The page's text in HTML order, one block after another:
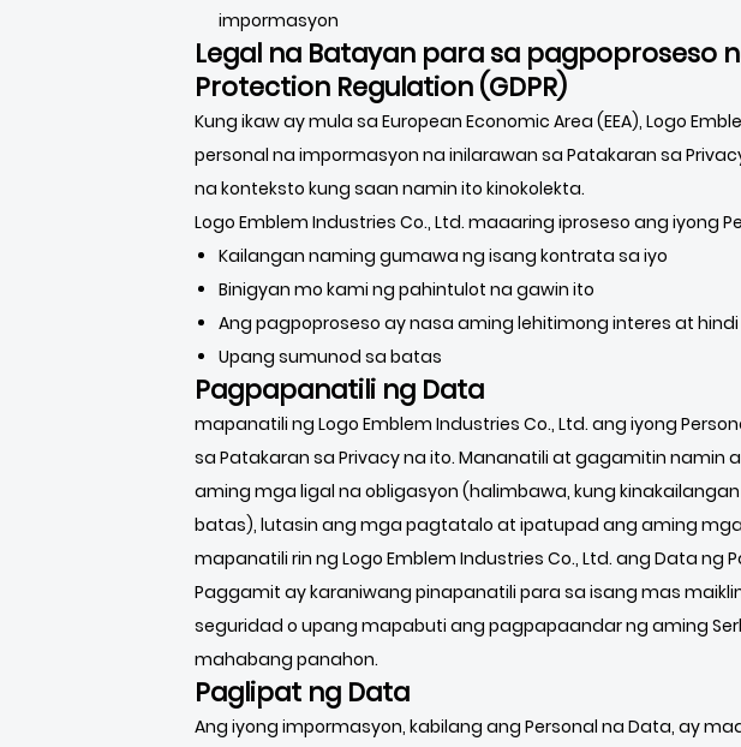
impormasyon
Legal na Batayan para sa pagpoproseso
Protection Regulation (GDPR)
Kung ikaw ay mula sa European Economic Area (EEA), Logo
personal na impormasyon na inilarawan sa Patakaran sa
na konteksto kung saan namin ito kinokolekta.
Logo Emblem Industries Co., Ltd. maaaring iproseso ang iyong
Kailangan naming gumawa ng isang kontrata sa iyo
Binigyan mo kami ng pahintulot na gawin ito
Ang pagpoproseso ay nasa aming lehitimong interes at
Upang sumunod sa batas
Pagpapanatili ng Data
mapanatili ng Logo Emblem Industries Co., Ltd. ang iyong
sa Patakaran sa Privacy na ito. Mananatili at gagamitin namin
aming mga ligal na obligasyon (halimbawa, kung
batas), lutasin ang mga pagtatalo at ipatupad ang aming
mapanatili rin ng Logo Emblem Industries Co., Ltd. ang Data
Paggamit ay karaniwang pinapanatili para sa isang mas
seguridad o upang mapabuti ang pagpapaandar ng aming
mahabang panahon.
Paglipat ng Data
Ang iyong impormasyon, kabilang ang Personal na Data, ay